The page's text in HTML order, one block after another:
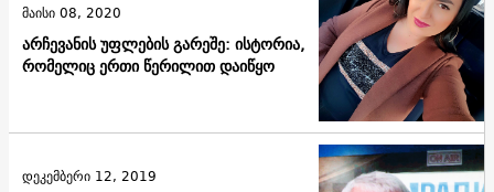
არჩევანის უფლების გარეშე: ისტორია,
რომელიც ერთი წერილით დაიწყო
მაისი 08, 2020
დეკემბერი 12, 2019